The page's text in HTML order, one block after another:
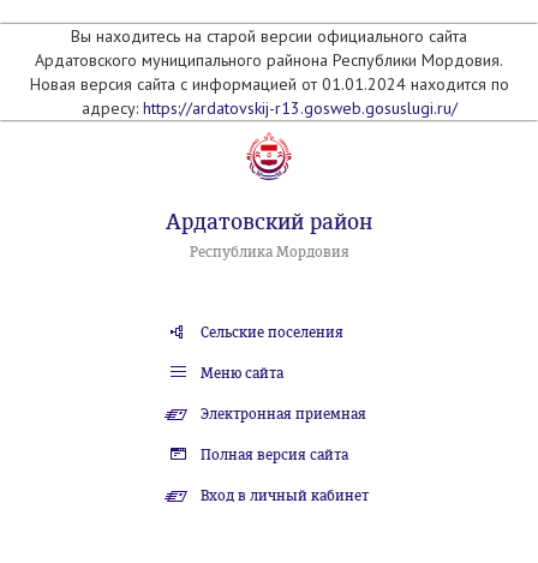
Вы находитесь на старой версии официального сайта
Ардатовского муниципального райнона Республики Мордовия.
Новая версия сайта с информацией от 01.01.2024 находится по
адресу: https://ardatovskij-r13.gosweb.gosuslugi.ru/
Ардатовский район
Республика Мордовия
Сельские поселения
Меню сайта
Электронная приемная
Полная версия сайта
Вход в личный кабинет